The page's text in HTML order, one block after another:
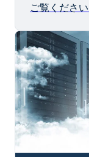
ご覧ください